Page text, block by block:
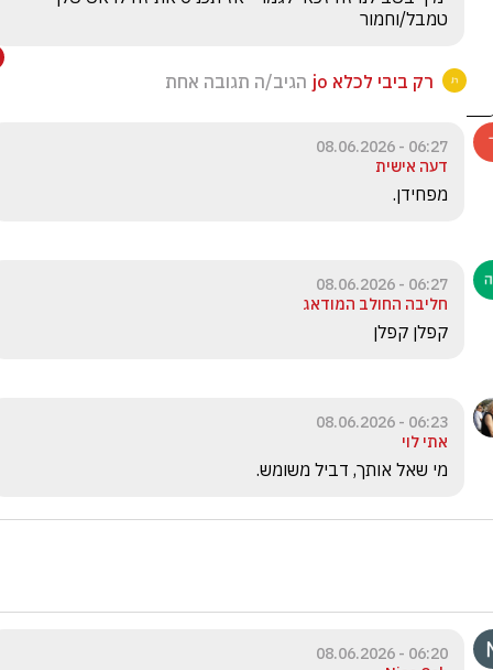
טמבל/וחמור
רק ביבי לכלא jo הגיב/ה תגובה אחת
06:27 - 08.06.2026
דעה אישית
מפחידן.
06:27 - 08.06.2026
חליבה החולב המודאג
קפלן קפלן
06:23 - 08.06.2026
אתי לוי
מי שאל אותך, דביל משומש.
06:20 - 08.06.2026